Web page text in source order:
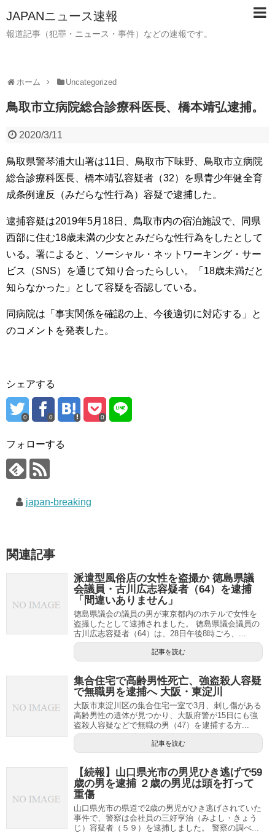
JAPANニュース速報
報道記事（犯罪・ニュース・事件）などの速報です。
ホーム Uncategorized
鳥取市立病院総合診療科医長、橋本靖弘逮捕。
2020/3/11
鳥取県警琴浦大山署は11日、鳥取市下味野、鳥取市立病院
総合診療科医長、橋本靖弘容疑者（32）を県青少年健全育
成条例違反（みだらな性行為）容疑で逮捕した。
逮捕容疑は2019年5月18日、鳥取市内の宿泊施設で、同県
西部に住む18歳未満の少女とみだらな性行為をしたとして
いる。署によると、ソーシャル・ネットワーキング・サー
ビス（SNS）を通じて知り合ったらしい。「18歳未満だと
知らなかった」として容疑を否認している。
同病院は「事実関係を確認の上、今後適切に対応する」と
のコメントを発表した。
シェアする
0 0 0
フォローする
japan-breaking
関連記事
派遣型風俗店の女性を盗撮か 徳島県議
会議員・古川広志容疑者（64）を逮捕
「間違いありません」
徳島県議会の議員の男が東京都内のホテルで女性を
盗撮したとして逮捕されました。 徳島県議会議員の
古川広志容疑者（64）は、28日午後8時ごろ、...
記事を読む
集合住宅で高齢男性死亡、強盗殺人容疑
で無職男を逮捕へ 大阪・東淀川
大阪市東淀川区の集合住宅一室で3月、刺し傷がある
高齢男性の遺体が見つかり、大阪府警が15日にも強
盗殺人容疑などで無職の男（47）を逮捕する方...
記事を読む
【続報】山口県光市の男児ひき逃げで59
歳の男を逮捕 ２歳の男児は頭を打って
重傷
山口県光市の県道で2歳の男児がひき逃げされていた
事件で、警察は会社員の三好亨治（みよし・きょう
じ）容疑者（５９）を逮捕しました。 警察の調べ...